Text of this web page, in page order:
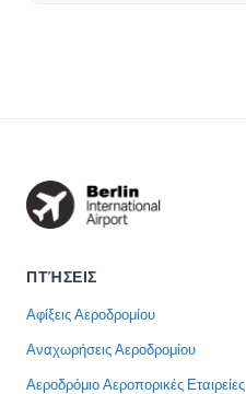
ΠΤΉΣΕΙΣ
Αφίξεις Αεροδρομίου
Αναχωρήσεις Αεροδρομίου
Αεροδρόμιο Αεροπορικές Εταιρείες